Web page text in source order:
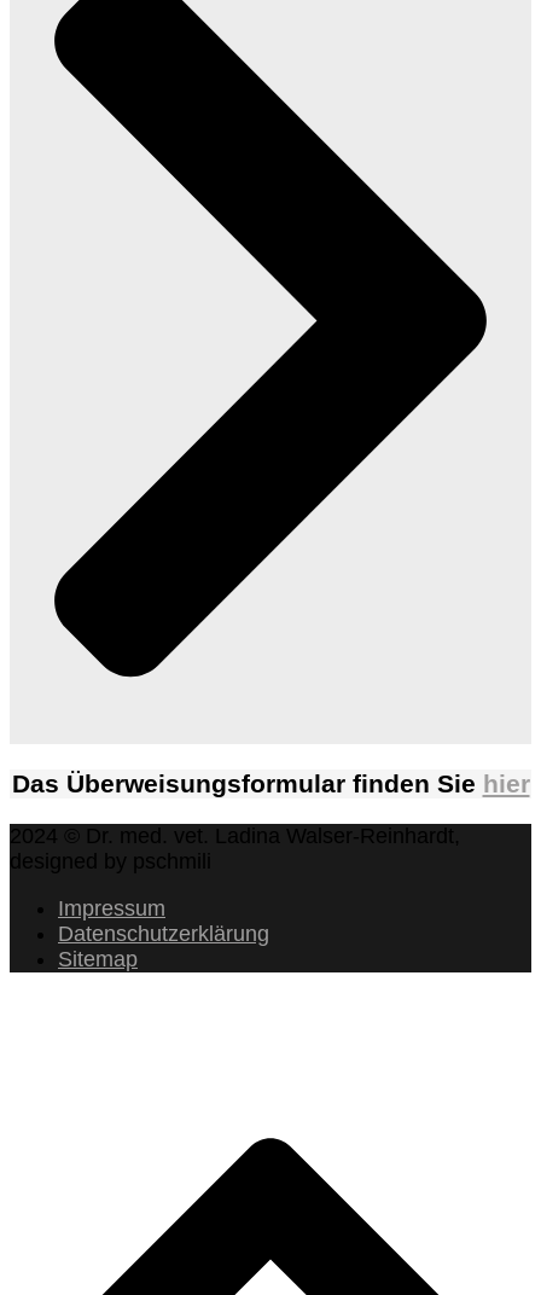
Das Überweisungsformular finden Sie hier
2024 © Dr. med. vet. Ladina Walser-Reinhardt,
designed by pschmili
Impressum
Datenschutzerklärung
Sitemap